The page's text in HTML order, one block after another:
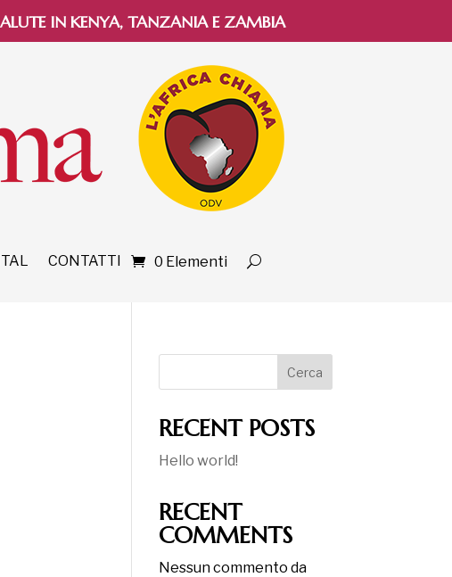
IN KENYA, TANZANIA E ZAMBIA
CONTATTI 0 Elementi
Cerca
RECENT POSTS
Hello world!
RECENT
COMMENTS
Nessun commento da